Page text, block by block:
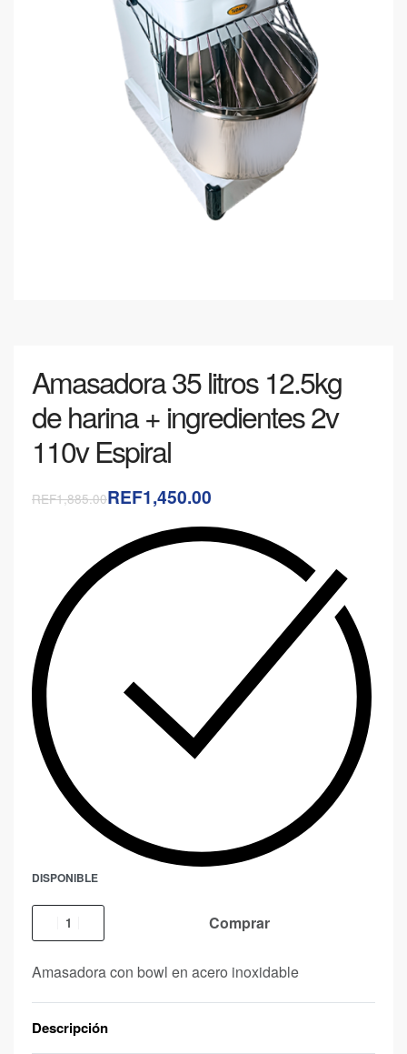
Amasadora 35 litros 12.5kg
de harina + ingredientes 2v
110v Espiral
REF1,885.00REF1,450.00
DISPONIBLE
Comprar
Amasadora con bowl en acero inoxidable
Descripción